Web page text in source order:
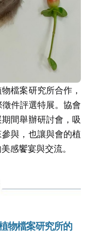
檔案研究所合作，
件評選特展。協會
間舉辦研討會，吸
與，也讓與會的植
感饗宴與交流。
物檔案研究所的